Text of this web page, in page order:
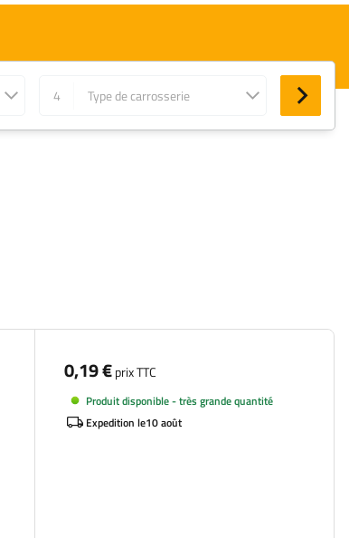
4 Type de carrosserie
0,19 €prix TTC
Produit disponible - très grande quantité
Expedition le10 août